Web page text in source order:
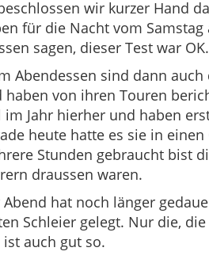
wir kurzer Hand
für die Nacht vom
sagen, dieser Test war OK.
Abendessen sind dann
haben von ihren Touren
im Jahr hierher und haben
heute hatte es sie in
Stunden gebraucht bist
draussen waren.
Abend hat noch länger
Schleier gelegt. Nur die,
ist auch gut so.